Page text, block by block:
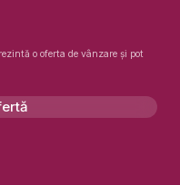
o oferta de vânzare și pot